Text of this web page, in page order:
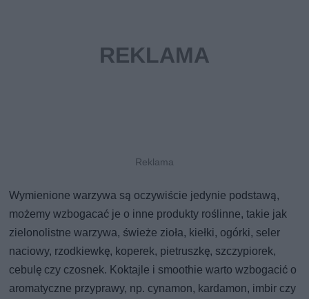
Wymienione warzywa są oczywiście jedynie podstawą,
możemy wzbogacać je o inne produkty roślinne, takie jak
zielonolistne warzywa, świeże zioła, kiełki, ogórki, seler
naciowy, rzodkiewkę, koperek, pietruszkę, szczypiorek,
cebulę czy czosnek. Koktajle i smoothie warto wzbogacić o
aromatyczne przyprawy, np. cynamon, kardamon, imbir czy